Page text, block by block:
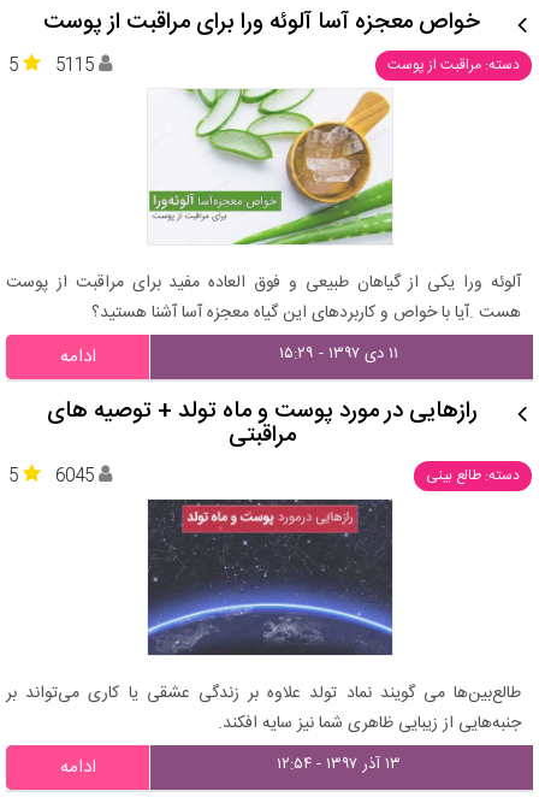
خواص معجزه آسا آلوئه ورا برای مراقبت از پوست
دسته: مراقبت از پوست 5 5115
آلوئه ورا یکی از گیاهان طبیعی و فوق العاده مفید برای مراقبت از پوست
هست .آیا با خواص و کاربردهای این گیاه معجزه آسا آشنا هستید؟
۱۱ دی ۱۳۹۷ - ۱۵:۲۹ ادامه
رازهایی در مورد پوست و ماه تولد + توصیه های
مراقبتی
دسته: طالع بینی 5 6045
طالع‌بین‌ها می گویند نماد تولد علاوه بر زندگی عشقی یا کاری می‌تواند بر
جنبه‌هایی از زیبایی ظاهری شما نیز سایه افکند.
۱۳ آذر ۱۳۹۷ - ۱۲:۵۴ ادامه